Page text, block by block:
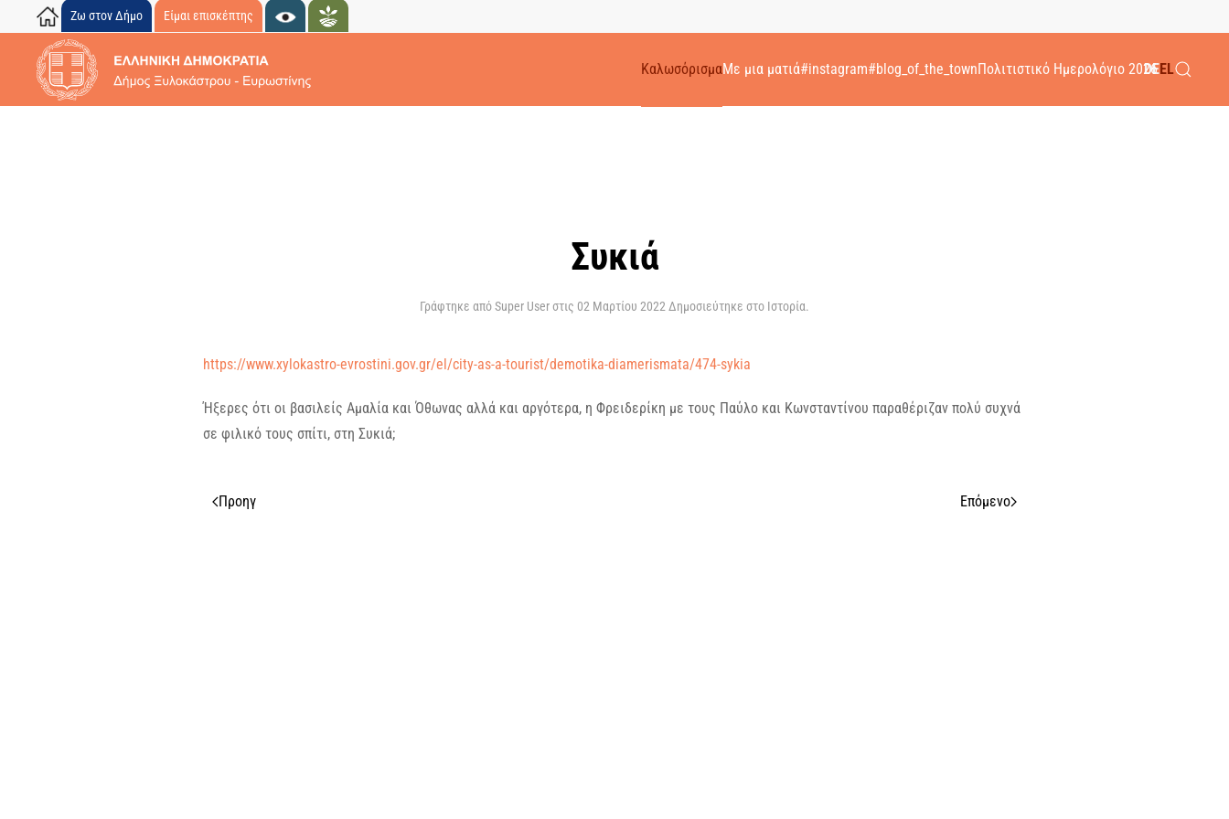
Skip to main content
Ζω στον Δήμο Είμαι επισκέπτης
ΚαλωσόρισμαΜε μια ματιά#instagram#blog_of_the_townΠολιτιστικό Ημερολόγιο 2026
DEEL
Συκιά
Γράφτηκε από Super User στις 02 Μαρτίου 2022Δημοσιεύτηκε στο Ιστορία.
https://www.xylokastro-evrostini.gov.gr/el/city-as-a-tourist/demotika-diamerismata/474-sykia
Ήξερες ότι οι βασιλείς Αμαλία και Όθωνας αλλά και αργότερα, η Φρειδερίκη με τους Παύλο και Κωνσταντίνου παραθέριζαν πολύ συχνά
σε φιλικό τους σπίτι, στη Συκιά;
Προηγ Επόμενο